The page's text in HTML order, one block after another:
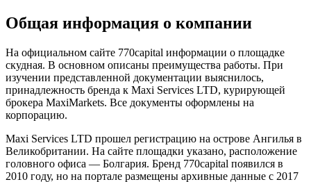
Общая информация о компании
На официальном сайте 770capital информации о площадке
скудная. В основном описаны преимущества работы. При
изучении представленной документации выяснилось,
принадлежность бренда к Maxi Services LTD, курирующей
брокера MaxiMarkets. Все документы оформлены на
корпорацию.
Maxi Services LTD прошел регистрацию на острове Ангилья в
Великобритании. На сайте площадки указано, расположение
головного офиса — Болгария. Бренд 770capital появился в
2010 году, но на портале размещены архивные данные с 2017